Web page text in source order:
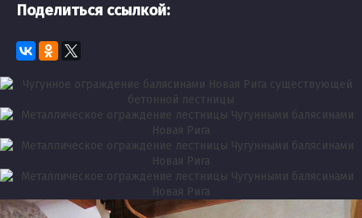
Поделиться ссылкой: